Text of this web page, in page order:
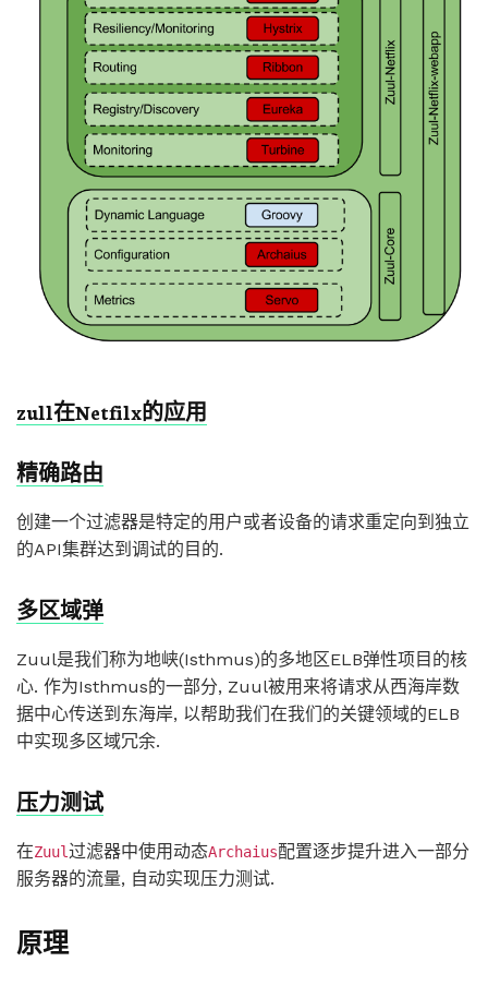
zull在Netfilx的应用
精确路由
创建一个过滤器是特定的用户或者设备的请求重定向到独立
的API集群达到调试的目的.
多区域弹
Zuul是我们称为地峡(Isthmus)的多地区ELB弹性项目的核
心. 作为Isthmus的一部分, Zuul被用来将请求从西海岸数
据中心传送到东海岸, 以帮助我们在我们的关键领域的ELB
中实现多区域冗余.
压力测试
在Zuul过滤器中使用动态Archaius配置逐步提升进入一部分
服务器的流量, 自动实现压力测试.
原理